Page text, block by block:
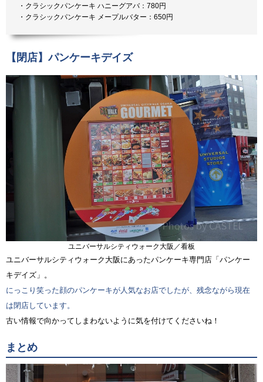
・クラシックパンケーキ ハニーグアバ：780円
・クラシックパンケーキ メープルバター：650円
【閉店】パンケーキデイズ
ユニバーサルシティウォーク大阪／看板
ユニバーサルシティウォーク大阪にあったパンケーキ専門店「パンケー
キデイズ」。
にっこり笑った顔のパンケーキが人気なお店でしたが、残念ながら現在
は閉店しています。
古い情報で向かってしまわないように気を付けてくださいね！
まとめ